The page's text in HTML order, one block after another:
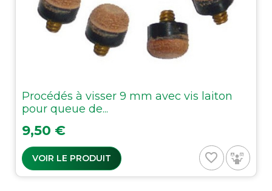
Procédés à visser 9 mm avec vis laiton
pour queue de...
Prix
9,50 €
VOIR LE PRODUIT favorite_border